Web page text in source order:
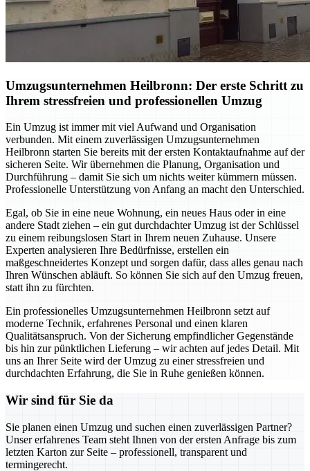
Umzugsunternehmen Heilbronn: Der erste Schritt zu
Ihrem stressfreien und professionellen Umzug
Ein Umzug ist immer mit viel Aufwand und Organisation
verbunden. Mit einem zuverlässigen Umzugsunternehmen
Heilbronn starten Sie bereits mit der ersten Kontaktaufnahme auf der
sicheren Seite. Wir übernehmen die Planung, Organisation und
Durchführung – damit Sie sich um nichts weiter kümmern müssen.
Professionelle Unterstützung von Anfang an macht den Unterschied.
Egal, ob Sie in eine neue Wohnung, ein neues Haus oder in eine
andere Stadt ziehen – ein gut durchdachter Umzug ist der Schlüssel
zu einem reibungslosen Start in Ihrem neuen Zuhause. Unsere
Experten analysieren Ihre Bedürfnisse, erstellen ein
maßgeschneidertes Konzept und sorgen dafür, dass alles genau nach
Ihren Wünschen abläuft. So können Sie sich auf den Umzug freuen,
statt ihn zu fürchten.
Ein professionelles Umzugsunternehmen Heilbronn setzt auf
moderne Technik, erfahrenes Personal und einen klaren
Qualitätsanspruch. Von der Sicherung empfindlicher Gegenstände
bis hin zur pünktlichen Lieferung – wir achten auf jedes Detail. Mit
uns an Ihrer Seite wird der Umzug zu einer stressfreien und
durchdachten Erfahrung, die Sie in Ruhe genießen können.
Wir sind für Sie da
Sie planen einen Umzug und suchen einen zuverlässigen Partner?
Unser erfahrenes Team steht Ihnen von der ersten Anfrage bis zum
letzten Karton zur Seite – professionell, transparent und
termingerecht.